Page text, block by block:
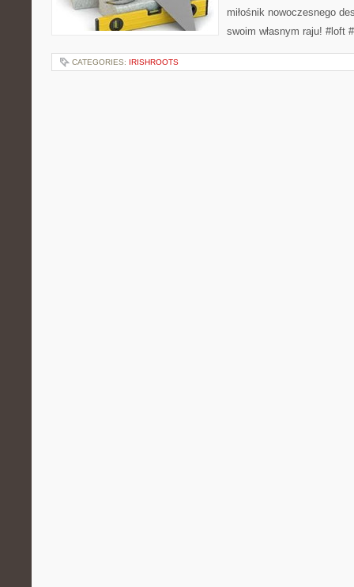
miłośnik nowoczesnego
swoim własnym raju! #loft
CATEGORIES: IRISHROOTS